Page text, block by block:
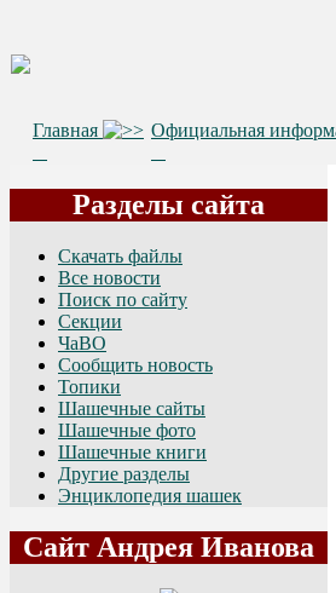
Главная Официальная
Разделы сайта
Скачать файлы
Все новости
Поиск по сайту
Секции
ЧаВО
Сообщить новость
Топики
Шашечные сайты
Шашечные фото
Шашечные книги
Другие разделы
Энциклопедия шашек
Сайт Андрея Иванова